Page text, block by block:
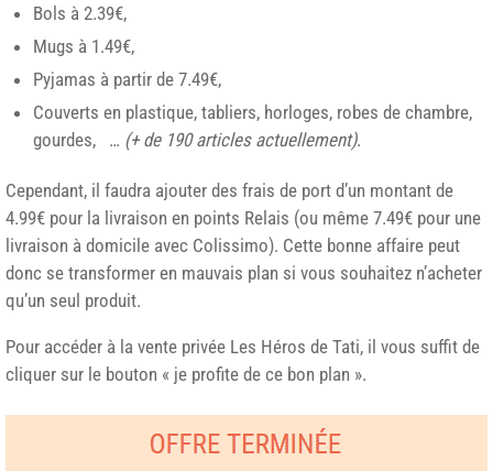
Bols à 2.39€,
Mugs à 1.49€,
Pyjamas à partir de 7.49€,
Couverts en plastique, tabliers, horloges, robes de chambre,
gourdes, … (+ de 190 articles actuellement).
Cependant, il faudra ajouter des frais de port d’un montant de
4.99€ pour la livraison en points Relais (ou même 7.49€ pour une
livraison à domicile avec Colissimo). Cette bonne affaire peut
donc se transformer en mauvais plan si vous souhaitez n’acheter
qu’un seul produit.
Pour accéder à la vente privée Les Héros de Tati, il vous suffit de
cliquer sur le bouton « je profite de ce bon plan ».